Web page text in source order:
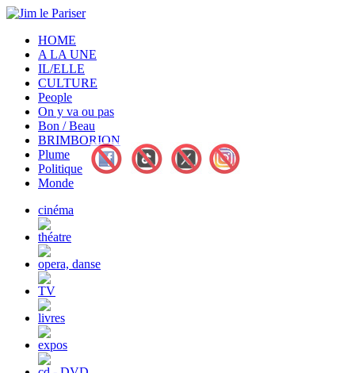
HOME
A LA UNE
IL/ELLE
CULTURE
People
On y va ou pas
Bon / Beau
BRIMBORION
Plume
Politique
Monde
cinéma
théatre
opera, danse
TV
livres
expos